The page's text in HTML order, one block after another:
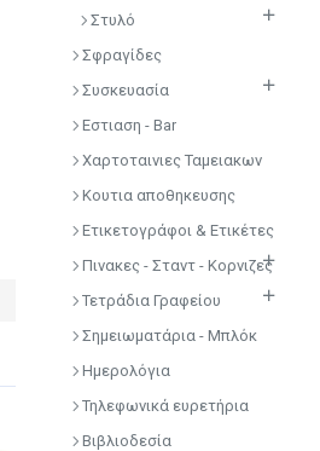
Στυλό
Σφραγίδες
Συσκευασία
Εστιαση - Bar
Χαρτοταινιες Ταμειακων
Κουτια αποθηκευσης
Ετικετογράφοι & Ετικέτες
Πινακες - Σταντ - Κορνιζες
Τετράδια Γραφείου
Σημειωματάρια - Μπλόκ
Ημερολόγια
Τηλεφωνικά ευρετήρια
Βιβλιοδεσία